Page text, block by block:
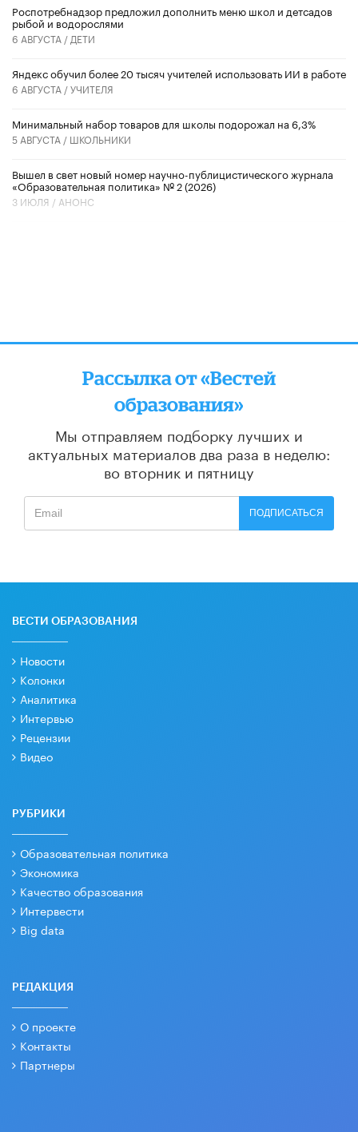
Роспотребнадзор предложил дополнить меню школ и детсадов
рыбой и водорослями
6 АВГУСТА / ДЕТИ
​Яндекс обучил более 20 тысяч учителей использовать ИИ в работе
6 АВГУСТА /УЧИТЕЛЯ
Минимальный набор товаров для школы подорожал на 6,3%
5 АВГУСТА / ШКОЛЬНИКИ
Вышел в свет новый номер научно-публицистического журнала
«Образовательная политика» № 2 (2026)
3 ИЮЛЯ / АНОНС
Рассылка от «Вестей
образования»
Мы отправляем подборку лучших и
актуальных материалов два раза в неделю:
во вторник и пятницу
ПОДПИСАТЬСЯ
ВЕСТИ ОБРАЗОВАНИЯ
Новости
Колонки
Аналитика
Интервью
Рецензии
Видео
РУБРИКИ
Образовательная политика
Экономика
Качество образования
Интервести
Big data
РЕДАКЦИЯ
О проекте
Контакты
Партнеры